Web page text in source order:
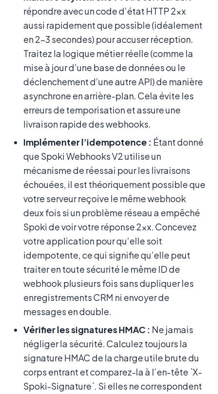
répondre avec un code d’état HTTP 2xx
aussi rapidement que possible (idéalement
en 2-3 secondes) pour accuser réception.
Traitez la logique métier réelle (comme la
mise à jour d’une base de données ou le
déclenchement d’une autre API) de manière
asynchrone en arrière-plan. Cela évite les
erreurs de temporisation et assure une
livraison rapide des webhooks.
Implémenter l’idempotence : Étant donné
que Spoki Webhooks V2 utilise un
mécanisme de réessai pour les livraisons
échouées, il est théoriquement possible que
votre serveur reçoive le même webhook
deux fois si un problème réseau a empêché
Spoki de voir votre réponse 2xx. Concevez
votre application pour qu’elle soit
idempotente, ce qui signifie qu’elle peut
traiter en toute sécurité le même ID de
webhook plusieurs fois sans dupliquer les
enregistrements CRM ni envoyer de
messages en double.
Vérifier les signatures HMAC : Ne jamais
négliger la sécurité. Calculez toujours la
signature HMAC de la charge utile brute du
corps entrant et comparez-la à l’en-tête `X-
Spoki-Signature`. Si elles ne correspondent